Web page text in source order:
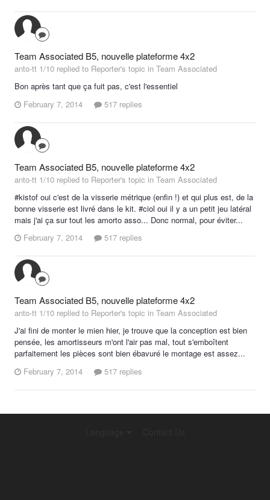
Team Associated B5, nouvelle plateforme 4x2
anto-tt 1/10 replied to Reporter's topic in Team Associated
Bon après tant que ça fuit pas, c'est l'essentiel
February 7, 2014
517 replies
Team Associated B5, nouvelle plateforme 4x2
anto-tt 1/10 replied to Reporter's topic in Team Associated
#kistof oui c'est de la visserie métrique (enfin !) et qui plus est, de la
bonne visserie est livré dans le kit. #ciol oui il y a un petit jeu latéral
mais j'ai ça sur tout les amorto asso... Donc normal, pour éviter...
February 7, 2014
517 replies
Team Associated B5, nouvelle plateforme 4x2
anto-tt 1/10 replied to Reporter's topic in Team Associated
J'ai fini de monter le mien hier, je trouve que la conception est bien
pensée, les amortisseurs m'ont l'air pas mal, tout s'emboîtent
parfaitement les pièces sont bien ébavuré le montage est assez...
February 7, 2014
517 replies